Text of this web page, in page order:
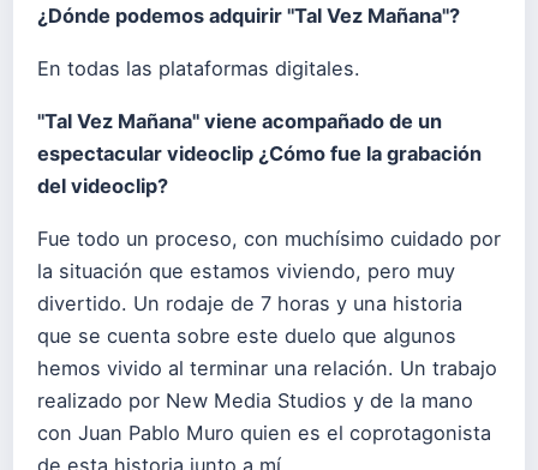
¿Dónde podemos adquirir "Tal Vez Mañana"?
En todas las plataformas digitales.
"Tal Vez Mañana" viene acompañado de un
espectacular videoclip ¿Cómo fue la grabación
del videoclip?
Fue todo un proceso, con muchísimo cuidado por
la situación que estamos viviendo, pero muy
divertido. Un rodaje de 7 horas y una historia
que se cuenta sobre este duelo que algunos
hemos vivido al terminar una relación. Un trabajo
realizado por New Media Studios y de la mano
con Juan Pablo Muro quien es el coprotagonista